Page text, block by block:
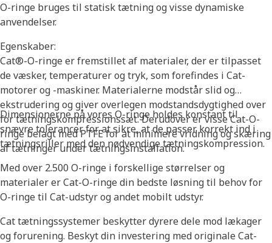
O-ringe bruges til statisk tætning og visse dynamiske
anvendelser.
Egenskaber:
Cat®-O-ringe er fremstillet af materialer, der er tilpasset
de væsker, temperaturer og tryk, som forefindes i Cat-
motorer og -maskiner. Materialerne modstår slid og
ekstrudering og giver overlegen modstandsdygtighed over
for tætningskompressionssæt. Derudover er visse Cat-O-
ringe belagt med PTFE for at minimere vridning og skæring
af tætninger under tætningsinstallation.
Dimensionerne på vores O-ringe holdes konstant til
snævre tolerancer for at sikre, at de passer korrekt ind i
tætningsriller med den nødvendige tætningskompression.
Med over 2.500 O-ringe i forskellige størrelser og
materialer er Cat-O-ringe din bedste løsning til behov for
O-ringe til Cat-udstyr og andet mobilt udstyr.
Cat tætningssystemer beskytter dyrere dele mod lækager
og forurening. Beskyt din investering med originale Cat-